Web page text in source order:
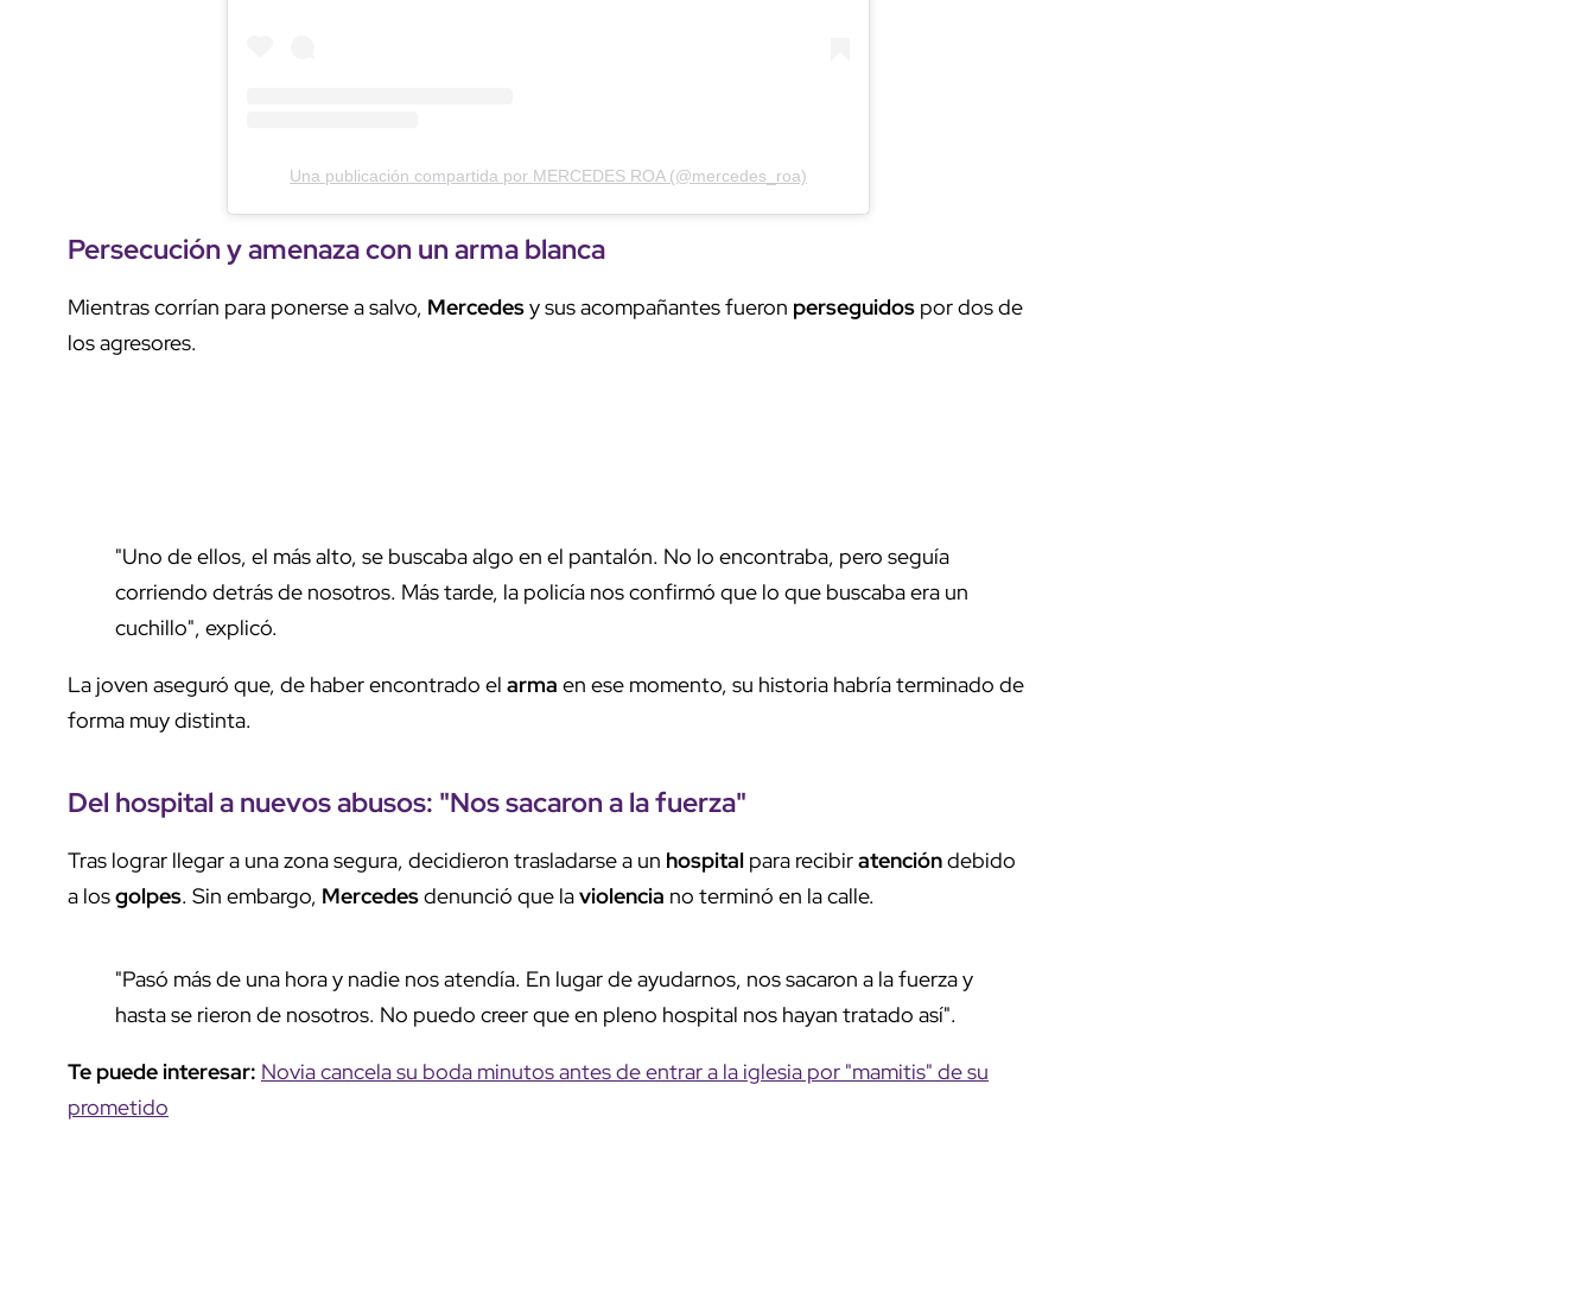
Una publicación compartida por MERCEDES ROA (@mercedes_roa)
Persecuciónyamenazacon unarma blanca
Mientras corrían para ponerse a salvo, Mercedesy sus acompañantes fueron perseguidos por dos de
los agresores.
"Uno de ellos, el más alto, se buscaba algo en el pantalón. No lo encontraba, pero seguía
corriendo detrás de nosotros. Más tarde, la policía nos confirmó que lo que buscaba era un
cuchillo", explicó.
La joven aseguró que, de haber encontrado el arma en ese momento, su historia habría terminado de
forma muy distinta.
Del hospitala nuevos abusos: "Nos sacaron a la fuerza"
Tras lograr llegar a una zona segura, decidieron trasladarse a un hospital para recibiratencióndebido
a losgolpes. Sin embargo, Mercedesdenunció que laviolencia no terminó en la calle.
"Pasó más de una hora y nadie nos atendía. En lugar de ayudarnos, nos sacaron a la fuerza y
hasta se rieron de nosotros. No puedo creer que en pleno hospital nos hayan tratado así".
Te puede interesar: Novia cancela su boda minutos antes de entrar a la iglesia por "mamitis" de su
prometido